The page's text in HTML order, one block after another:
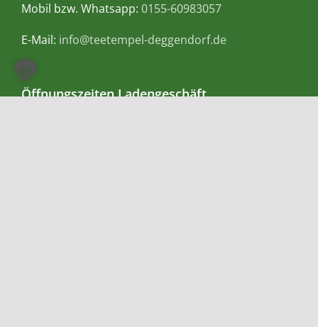
Mobil bzw. Whatsapp: 0155-60983057
E-Mail: info@teetempel-deggendorf.de
Öffnungszeiten Ladengeschäft